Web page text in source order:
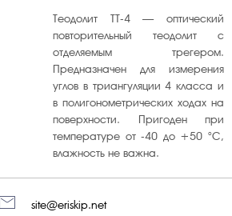
увеличить
или
Теодолит ТТ-4 — оптический
повторительный теодолит с
отделяемым трегером.
Предназначен для измерения
углов в триангуляции 4 класса и
в полигонометрических ходах на
поверхности. Пригоден при
температуре от -40 до +50 °С,
влажность не важна.
site@eriskip.net